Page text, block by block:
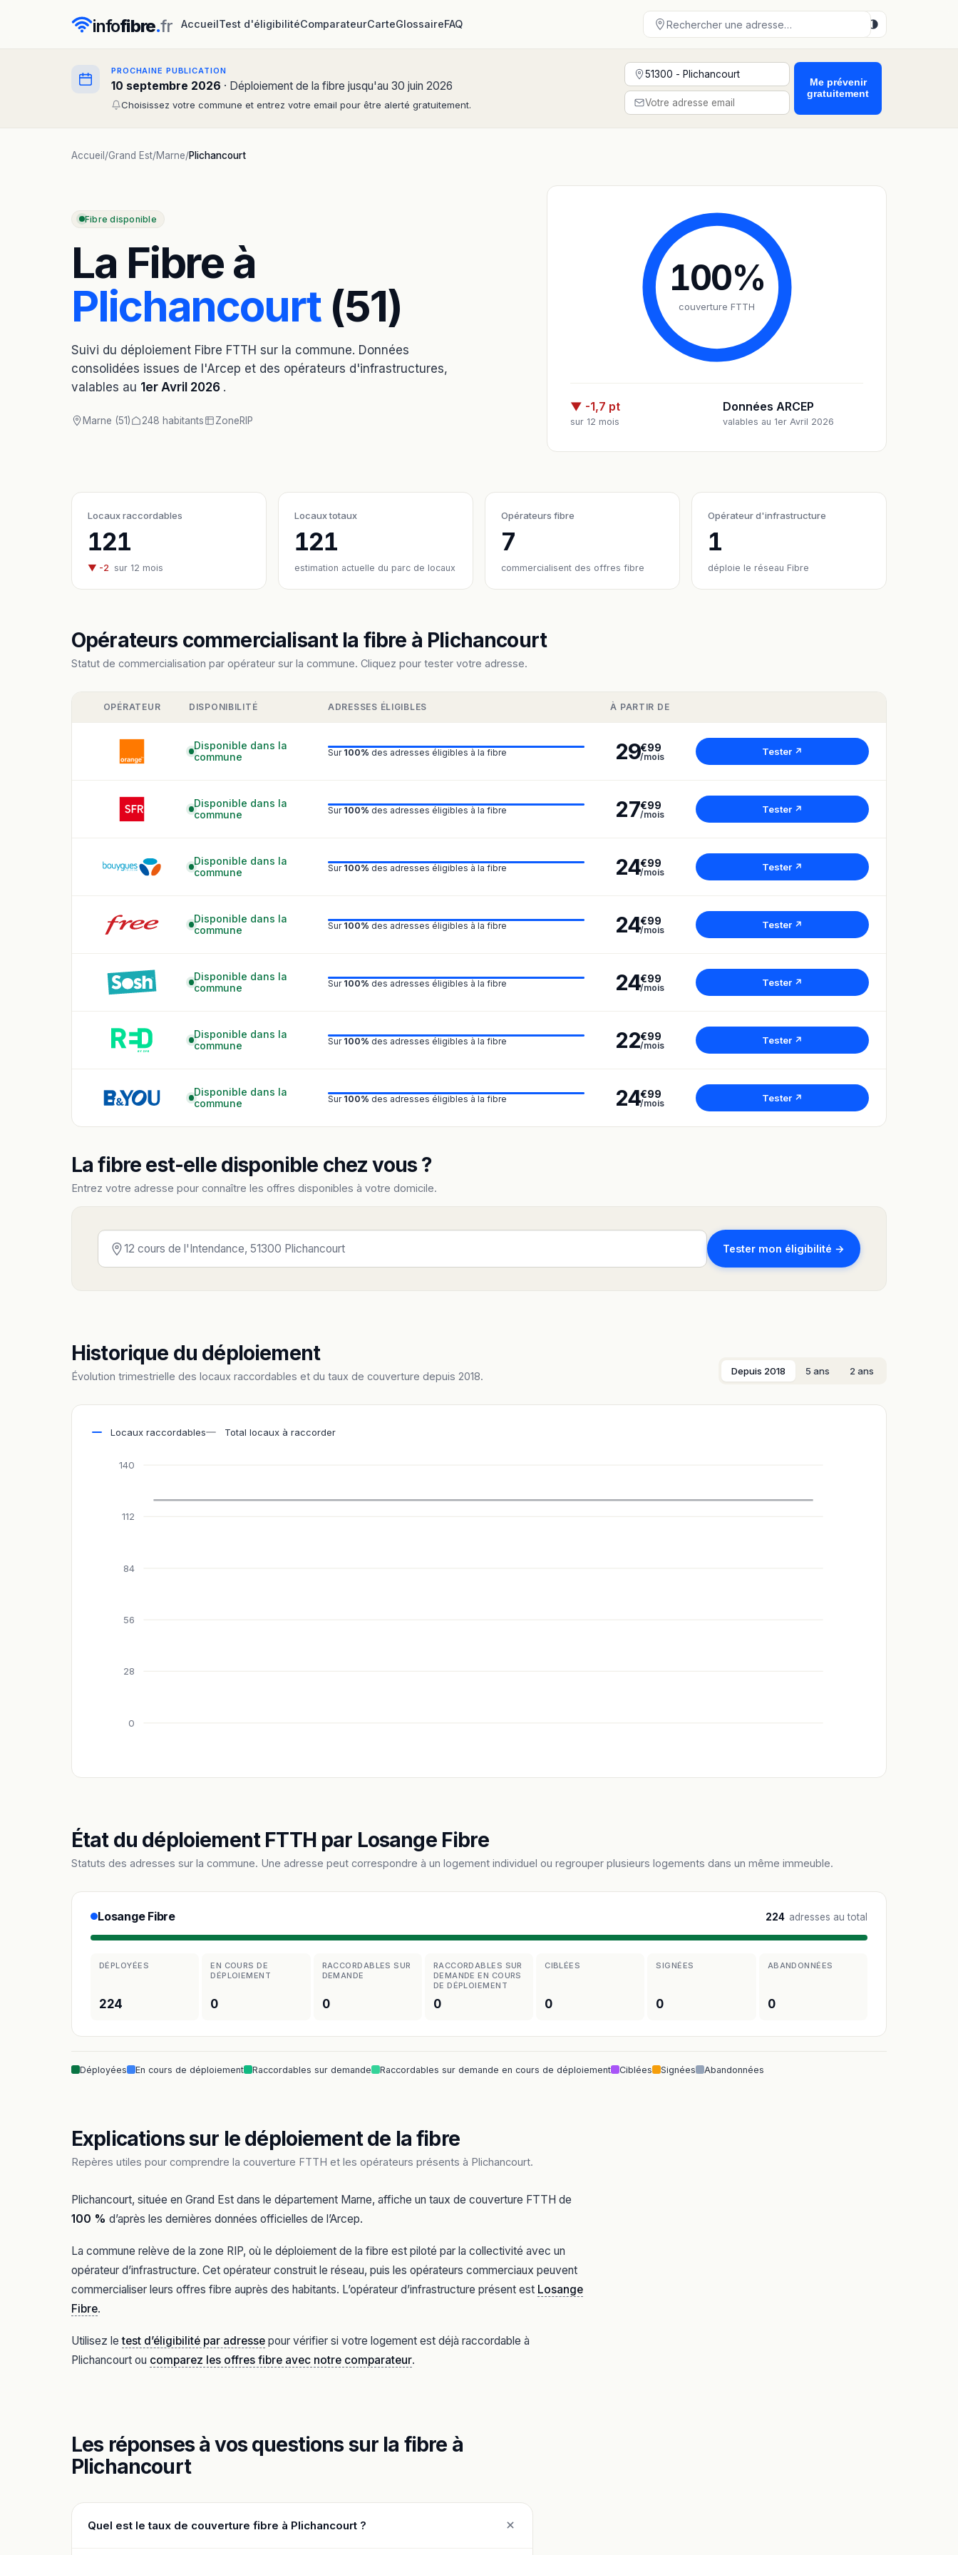
infofibre.fr AccueilTest d'éligibilitéComparateurCarteGlossaireFAQ
PROCHAINE PUBLICATION
10 septembre 2026 · Déploiement de la fibre jusqu'au 30 juin 2026
Choisissez votre commune et entrez votre email pour être alerté gratuitement.
Me prévenir
gratuitement
Accueil /Grand Est/Marne/Plichancourt
Fibre disponible
La Fibre à
Plichancourt(51)
Suivi du déploiement Fibre FTTH sur la commune. Données
consolidées issues de l'Arcep et des opérateurs d'infrastructures,
valables au 1er Avril 2026 .
Marne (51) 248 habitants ZoneRIP
100%
couverture FTTH
▼ -1,7 pt
sur 12 mois
Données ARCEP
valables au 1er Avril 2026
Locaux raccordables
121
▼ -2 sur 12 mois
Locaux totaux
121
estimation actuelle du parc de locaux
Opérateurs fibre
7
commercialisent des offres fibre
Opérateur d'infrastructure
1
déploie le réseau Fibre
Opérateurs commercialisant la fibre à Plichancourt
Statut de commercialisation par opérateur sur la commune. Cliquez pour tester votre adresse.
OPÉRATEUR DISPONIBILITÉ ADRESSES ÉLIGIBLES À PARTIR DE
Disponible dans la
commune
Sur 100% des adresses éligibles à la fibre 29€99
/mois Tester ↗
Disponible dans la
commune
Sur 100% des adresses éligibles à la fibre 27€99
/mois Tester ↗
Disponible dans la
commune
Sur 100% des adresses éligibles à la fibre 24€99
/mois Tester ↗
Disponible dans la
commune
Sur 100% des adresses éligibles à la fibre 24€99
/mois Tester ↗
Disponible dans la
commune
Sur 100% des adresses éligibles à la fibre 24€99
/mois Tester ↗
Disponible dans la
commune
Sur 100% des adresses éligibles à la fibre 22€99
/mois Tester ↗
Disponible dans la
commune
Sur 100% des adresses éligibles à la fibre 24€99
/mois Tester ↗
La fibre est-elle disponible chez vous ?
Entrez votre adresse pour connaître les offres disponibles à votre domicile.
Tester mon éligibilité →
Historique du déploiement
Évolution trimestrielle des locaux raccordables et du taux de couverture depuis 2018. Depuis 2018 5 ans 2 ans
Locaux raccordables Total locaux à raccorder
0
28
56
84
112
140
État du déploiement FTTH par Losange Fibre
Statuts des adresses sur la commune. Une adresse peut correspondre à un logement individuel ou regrouper plusieurs logements dans un même immeuble.
Losange Fibre 224 adresses au total
DÉPLOYÉES
224
EN COURS DE
DÉPLOIEMENT
0
RACCORDABLES SUR
DEMANDE
0
RACCORDABLES SUR
DEMANDE EN COURS
DE DÉPLOIEMENT
0
CIBLÉES
0
SIGNÉES
0
ABANDONNÉES
0
Déployées En cours de déploiement Raccordables sur demande Raccordables sur demande en cours de déploiement Ciblées Signées Abandonnées
Explications sur le déploiement de la fibre
Repères utiles pour comprendre la couverture FTTH et les opérateurs présents à Plichancourt.
Plichancourt, située en Grand Est dans le département Marne, affiche un taux de couverture FTTH de
100 % d’après les dernières données officielles de l’Arcep.
La commune relève de la zone RIP, où le déploiement de la fibre est piloté par la collectivité avec un
opérateur d’infrastructure. Cet opérateur construit le réseau, puis les opérateurs commerciaux peuvent
commercialiser leurs offres fibre auprès des habitants. L’opérateur d’infrastructure présent est Losange
Fibre.
Utilisez letest d’éligibilité par adresse pour vérifier si votre logement est déjà raccordable à
Plichancourt ou comparez les offres fibre avec notre comparateur.
Les réponses à vos questions sur la fibre à
Plichancourt
Quel est le taux de couverture fibre à Plichancourt ?